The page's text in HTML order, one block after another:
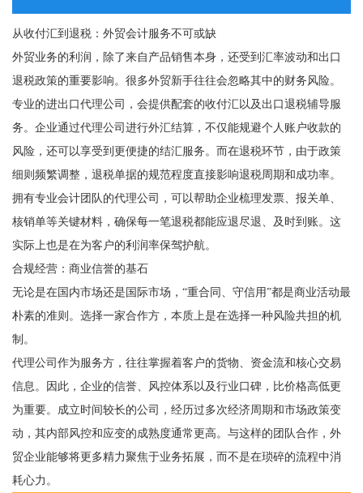
从收付汇到退税：外贸会计服务不可或缺
外贸业务的利润，除了来自产品销售本身，还受到汇率波动和出口
退税政策的重要影响。很多外贸新手往往会忽略其中的财务风险。
专业的进出口代理公司，会提供配套的收付汇以及出口退税辅导服
务。企业通过代理公司进行外汇结算，不仅能规避个人账户收款的
风险，还可以享受到更便捷的结汇服务。而在退税环节，由于政策
细则频繁调整，退税单据的规范程度直接影响退税周期和成功率。
拥有专业会计团队的代理公司，可以帮助企业梳理发票、报关单、
核销单等关键材料，确保每一笔退税都能应退尽退、及时到账。这
实际上也是在为客户的利润率保驾护航。
合规经营：商业信誉的基石
无论是在国内市场还是国际市场，“重合同、守信用”都是商业活动最
朴素的准则。选择一家合作方，本质上是在选择一种风险共担的机
制。
代理公司作为服务方，往往掌握着客户的货物、资金流和核心交易
信息。因此，企业的信誉、风控体系以及行业口碑，比价格高低更
为重要。成立时间较长的公司，经历过多次经济周期和市场政策变
动，其内部风控和应变的成熟度通常更高。与这样的团队合作，外
贸企业能够将更多精力聚焦于业务拓展，而不是在琐碎的流程中消
耗心力。